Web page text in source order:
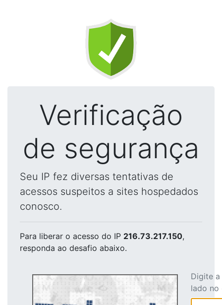
Verificação
de segurança
Seu IP fez diversas tentativas de
acessos suspeitos a sites hospedados
conosco.
Para liberar o acesso do IP 216.73.217.150,
responda ao desafio abaixo.
Digite
lado no